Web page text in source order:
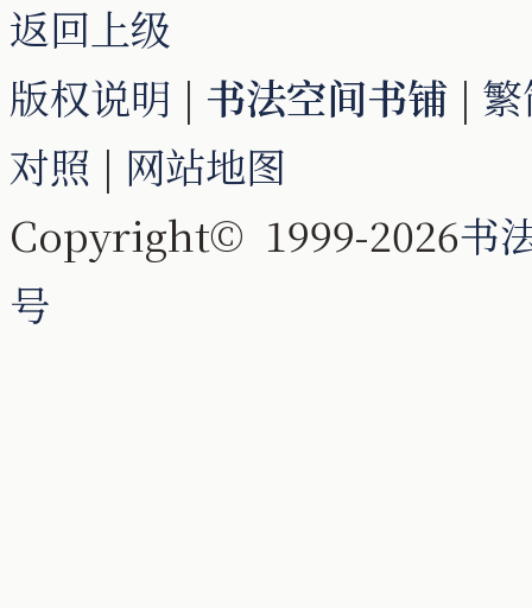
返回上级
版权说明 | 书法空间书铺 |
对照 | 网站地图
Copyright© 1999-2026书
号